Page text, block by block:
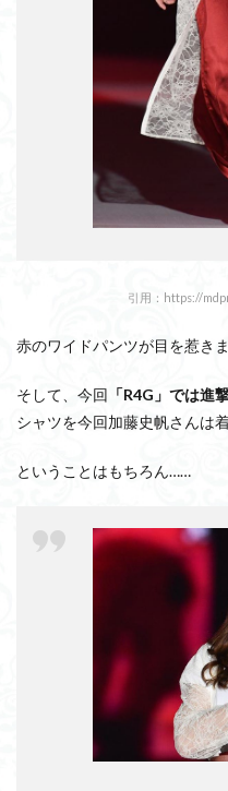
引用：https://
赤のワイドパンツが目を惹き
そして、今回 「R4G」では進
シャツを今回加藤史帆さんは
ということはもちろん……